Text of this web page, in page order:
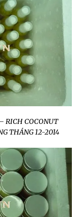
RICH COCONUT
THÁNG 12-2014